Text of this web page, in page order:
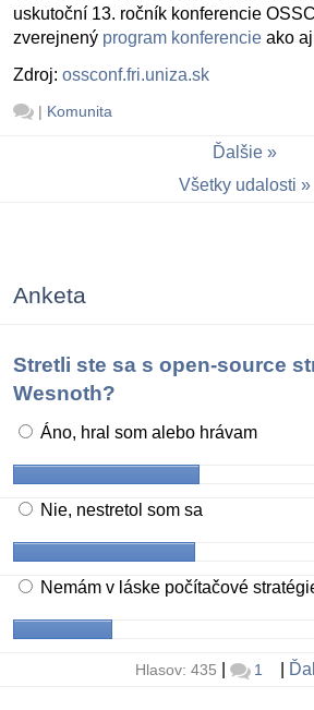
uskutoční 13. ročník konferencie
zverejnený program konferencie ako aj
Zdroj: ossconf.fri.uniza.sk
| Komunita
Ďalšie
Všetky udalosti
Anketa
Stretli ste sa s open-source
Wesnoth?
Áno, hral som alebo hrávam
Nie, nestretol som sa
Nemám v láske počítačové
Hlasov: 435 1